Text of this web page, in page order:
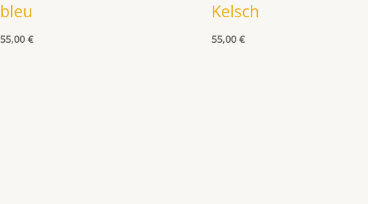
bleu
55,00 €
Kelsch
55,00 €